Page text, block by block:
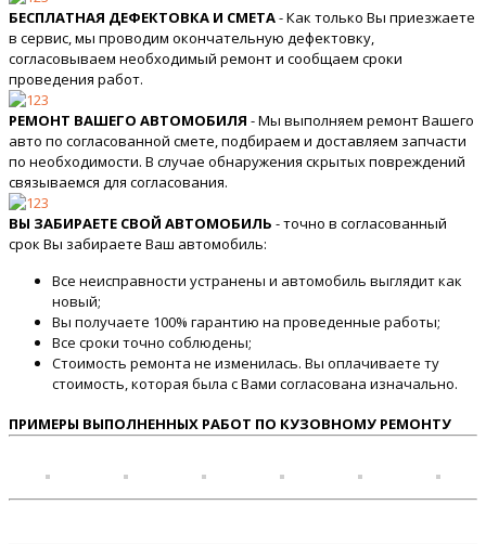
БЕСПЛАТНАЯ ДЕФЕКТОВКА И СМЕТА- Как только Вы приезжаете
в сервис, мы проводим окончательную дефектовку,
согласовываем необходимый ремонт и сообщаем сроки
проведения работ.
РЕМОНТ ВАШЕГО АВТОМОБИЛЯ - Мы выполняем ремонт Вашего
авто по согласованной смете, подбираем и доставляем запчасти
по необходимости. В случае обнаружения скрытых повреждений
связываемся для согласования.
ВЫ ЗАБИРАЕТЕ СВОЙ АВТОМОБИЛЬ - точно в согласованный
срок Вы забираете Ваш автомобиль:
Все неисправности устранены и автомобиль выглядит как
новый;
Вы получаете 100% гарантию на проведенные работы;
Все сроки точно соблюдены;
Стоимость ремонта не изменилась. Вы оплачиваете ту
стоимость, которая была с Вами согласована изначально.
ПРИМЕРЫ ВЫПОЛНЕННЫХ РАБОТ ПО КУЗОВНОМУ РЕМОНТУ